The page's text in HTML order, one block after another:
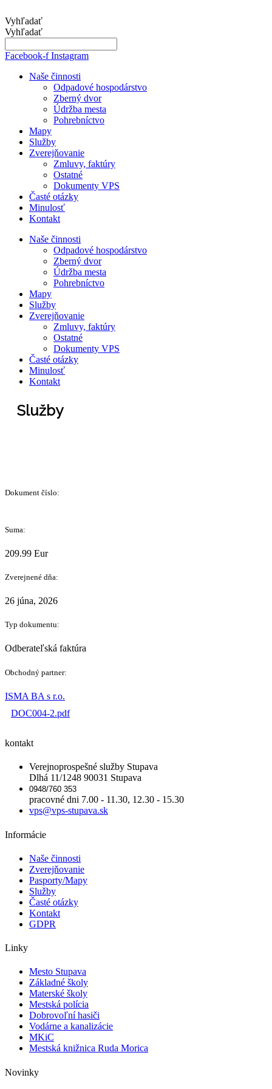
na
obsah
Vyhľadať
Vyhľadať
Facebook-f Instagram
Naše činnosti
Odpadové hospodárstvo
Zberný dvor
Údržba mesta
Pohrebníctvo
Mapy
Služby
Zverejňovanie
Zmluvy, faktúry
Ostatné
Dokumenty VPS
Časté otázky
Minulosť
Kontakt
Naše činnosti
Odpadové hospodárstvo
Zberný dvor
Údržba mesta
Pohrebníctvo
Mapy
Služby
Zverejňovanie
Zmluvy, faktúry
Ostatné
Dokumenty VPS
Časté otázky
Minulosť
Kontakt
Služby
Dokument číslo:
Suma:
209.99 Eur
Zverejnené dňa:
26 júna, 2026
Typ dokumentu:
Odberateľská faktúra
Obchodný partner:
ISMA BA s r.o.
DOC004-2.pdf
kontakt
Verejnoprospešné služby Stupava
Dlhá 11/1248 90031 Stupava
0948/760 353
pracovné dni 7.00 - 11.30, 12.30 - 15.30
vps@vps-stupava.sk
Informácie
Naše činnosti
Zverejňovanie
Pasporty/Mapy
Služby
Časté otázky
Kontakt
GDPR
Linky
Mesto Stupava
Základné školy
Materské školy
Mestská polícia
Dobrovoľní hasiči
Vodárne a kanalizácie
MKiC
Mestská knižnica Ruda Morica
Novinky